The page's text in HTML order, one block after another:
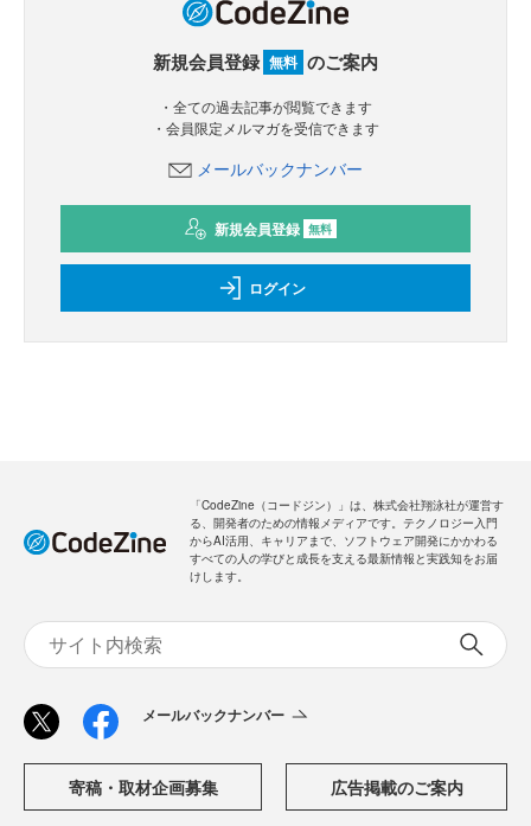
新規会員登録 無料 のご案内
・全ての過去記事が閲覧できます
・会員限定メルマガを受信できます
メールバックナンバー
新規会員登録 無料
ログイン
「CodeZine（コードジン）」は、株式会社翔泳社が運営す
る、開発者のための情報メディアです。テクノロジー入門
からAI活用、キャリアまで、ソフトウェア開発にかかわる
すべての人の学びと成長を支える最新情報と実践知をお届
けします。
メールバックナンバー
寄稿・取材企画募集 広告掲載のご案内